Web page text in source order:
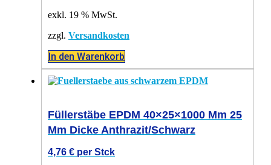
exkl. 19 % MwSt.
zzgl. Versandkosten
In den Warenkorb
Füllerstäbe EPDM 40×25×1000 Mm 25
Mm Dicke Anthrazit/schwarz
4,76 € per Stck